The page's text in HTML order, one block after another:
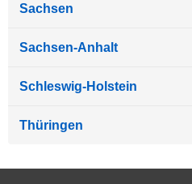
Sachsen
Sachsen-Anhalt
Schleswig-Holstein
Thüringen